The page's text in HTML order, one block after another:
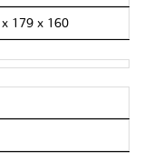
179 x 160